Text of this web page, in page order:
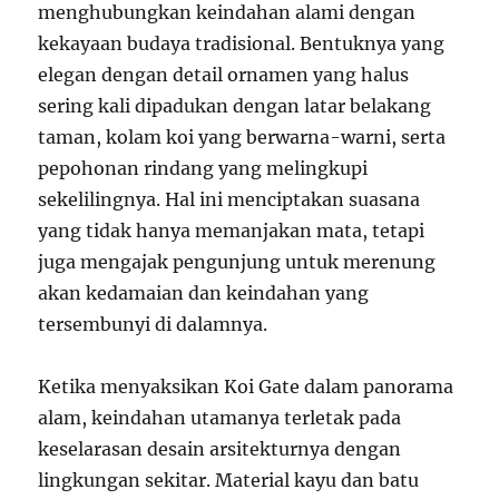
menghubungkan keindahan alami dengan
kekayaan budaya tradisional. Bentuknya yang
elegan dengan detail ornamen yang halus
sering kali dipadukan dengan latar belakang
taman, kolam koi yang berwarna-warni, serta
pepohonan rindang yang melingkupi
sekelilingnya. Hal ini menciptakan suasana
yang tidak hanya memanjakan mata, tetapi
juga mengajak pengunjung untuk merenung
akan kedamaian dan keindahan yang
tersembunyi di dalamnya.
Ketika menyaksikan Koi Gate dalam panorama
alam, keindahan utamanya terletak pada
keselarasan desain arsitekturnya dengan
lingkungan sekitar. Material kayu dan batu